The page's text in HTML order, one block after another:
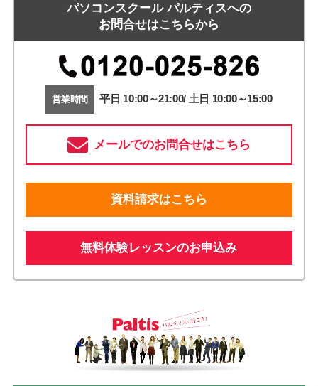
パソコンスクール パルティスへの
お問合せはこちらから
営業時間 平日 10:00～21:00/ 土日 10:00～15:00
メールでのお問合せはこちら
資料請求はこちら
無料体験レッスンのお申込み